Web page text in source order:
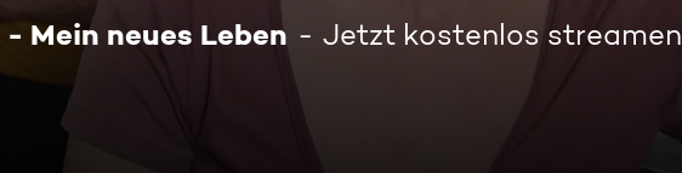
Mein neues Leben Jetzt kostenlos streamen